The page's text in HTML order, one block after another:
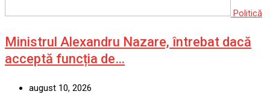
Politică
Ministrul Alexandru Nazare, întrebat dacă
acceptă funcția de…
august 10, 2026